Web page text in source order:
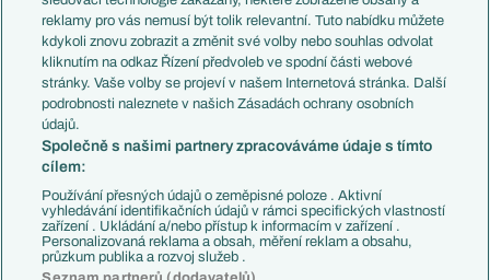
Přestupové spekulace
Zranění
Kluby
Arsenal FC
Chelsea FC
Manchester United
AC Milán
Juventus FC
Bayern Mnichov
FC Barcelona
Real Madrid
Přestupy
Zápasy
Livescore
Tipovací soutěž
reklamy pro vás nemusí být tolik relevantní. Tuto nabídku můžete
kdykoli znovu zobrazit a změnit své volby nebo souhlas odvolat
kliknutím na odkaz Řízení předvoleb ve spodní části webové
stránky. Vaše volby se projeví v našem Internetová stránka. Další
podrobnosti naleznete v našich Zásadách ochrany osobních
údajů.
Společně s našimi partnery zpracováváme údaje s tímto
cílem:
Používání přesných údajů o zeměpisné poloze . Aktivní
vyhledávání identifikačních údajů v rámci specifických vlastností
zařízení . Ukládání a/nebo přístup k informacím v zařízení .
Personalizovaná reklama a obsah, měření reklam a obsahu,
průzkum publika a rozvoj služeb .